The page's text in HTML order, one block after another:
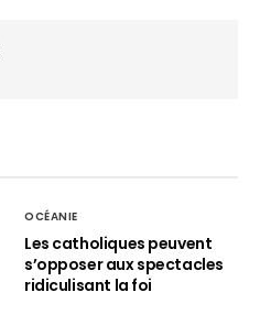
OCÉANIE
Les catholiques peuvent
s’opposer aux spectacles
ridiculisant la foi